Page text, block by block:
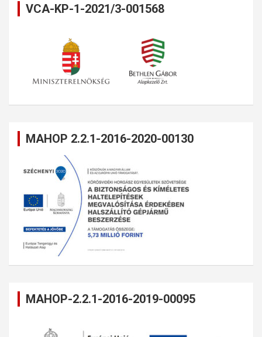
VCA-KP-1-2021/3-001568
MAHOP 2.2.1-2016-2020-00130
MAHOP-2.2.1-2016-2019-00095